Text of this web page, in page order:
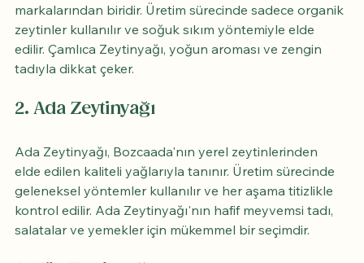
markalarından biridir. Üretim sürecinde sadece organik
zeytinler kullanılır ve soğuk sıkım yöntemiyle elde
edilir. Çamlıca Zeytinyağı, yoğun aroması ve zengin
tadıyla dikkat çeker.
2. Ada Zeytinyağı
Ada Zeytinyağı, Bozcaada'nın yerel zeytinlerinden
elde edilen kaliteli yağlarıyla tanınır. Üretim sürecinde
geleneksel yöntemler kullanılır ve her aşama titizlikle
kontrol edilir. Ada Zeytinyağı'nın hafif meyvemsi tadı,
salatalar ve yemekler için mükemmel bir seçimdir.